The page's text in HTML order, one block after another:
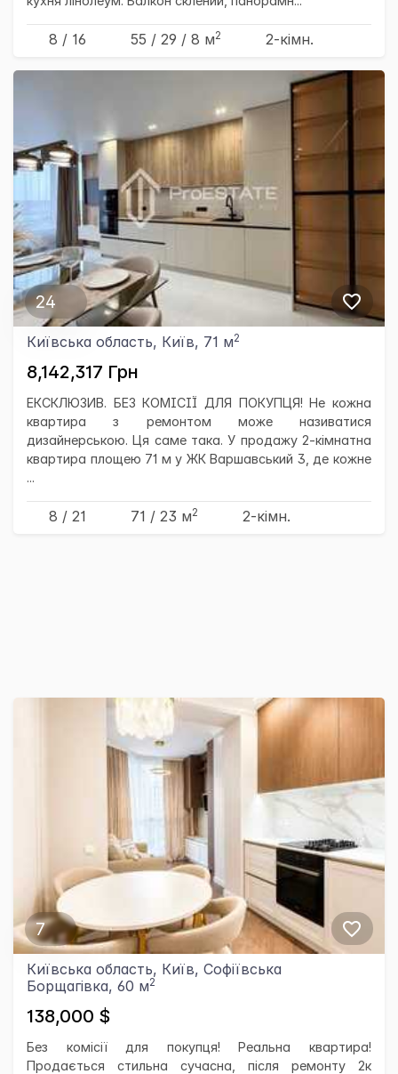
8 / 16 55 / 29 / 8 м2 2-кімн.
24
Київська область, Київ, 71 м2
8,142,317 Грн
ЕКСКЛЮЗИВ. БЕЗ КОМІСІЇ ДЛЯ ПОКУПЦЯ! Не кожна
квартира з ремонтом може називатися
дизайнерською. Ця саме така. У продажу 2-кімнатна
квартира площею 71 м у ЖК Варшавський 3, де кожне
...
8 / 21 71 / 23 м2 2-кімн.
7
Київська область, Київ, Софіївська
Борщагівка, 60 м2
138,000 $
Без комісії для покупця! Реальна квартира!
Продається стильна сучасна, після ремонту 2к